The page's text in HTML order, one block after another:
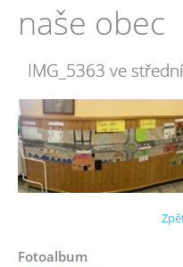
naše obec
IMG_5363 ve
Fotoalbum